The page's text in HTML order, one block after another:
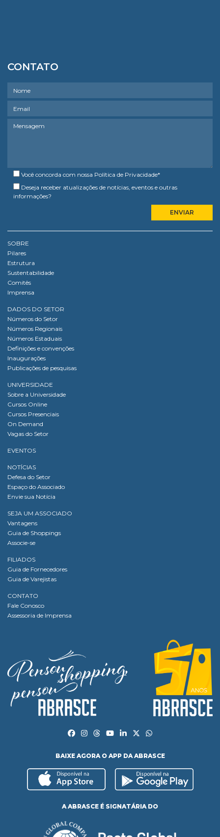
CONTATO
Você concorda com nossa Política de Privacidade*
Deseja receber atualizações de notícias, eventos e outras
informações?
SOBRE
Pilares
Estrutura
Sustentabilidade
Comitês
Imprensa
DADOS DO SETOR
Números do Setor
Números Regionais
Números Estaduais
Definições e convenções
Inaugurações
Publicações de pesquisas
UNIVERSIDADE
Sobre a Universidade
Cursos Online
Cursos Presenciais
On Demand
Vagas do Setor
EVENTOS
NOTÍCIAS
Defesa do Setor
Espaço do Associado
Envie sua Notícia
SEJA UM ASSOCIADO
Vantagens
Guia de Shoppings
Associe-se
FILIADOS
Guia de Fornecedores
Guia de Varejistas
CONTATO
Fale Conosco
Assessoria de Imprensa
BAIXE AGORA O APP DA ABRASCE
A ABRASCE É SIGNATÁRIA DO